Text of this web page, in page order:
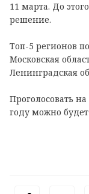
11 марта. До
решение.
Топ-5 регионов
Московская
Ленинградская
Проголосовать
году можно